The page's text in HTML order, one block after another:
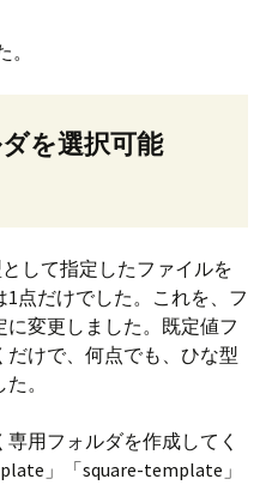
を選択可能
して指定したファイルを
点だけでした。これを、フ
変更しました。既定値フ
けで、何点でも、ひな型
。
用フォルダを作成してく
」「square-template」